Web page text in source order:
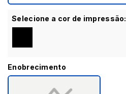
Selecione a cor de impressão:
Enobrecimento